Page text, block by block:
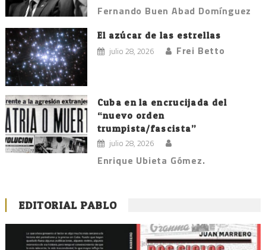
Fernando Buen Abad Domínguez
El azúcar de las estrellas
julio 28, 2026 Frei Betto
Cuba en la encrucijada del
“nuevo orden
trumpista/fascista”
julio 28, 2026
Enrique Ubieta Gómez.
EDITORIAL PABLO